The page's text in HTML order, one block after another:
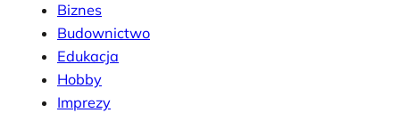
Biznes
Budownictwo
Edukacja
Hobby
Imprezy